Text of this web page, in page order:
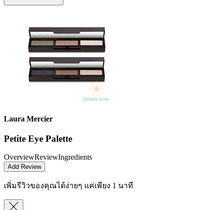
Laura Mercier
Petite Eye Palette
OverviewReviewIngredients
Add Review
เพิ่มรีวิวของคุณได้ง่ายๆ แค่เพียง 1 นาที